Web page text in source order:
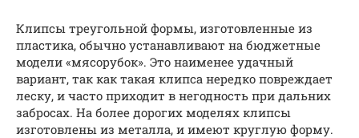
Клипсы треугольной формы, изготовленные из
пластика, обычно устанавливают на бюджетные
модели «мясорубок». Это наименее удачный
вариант, так как такая клипса нередко повреждает
леску, и часто приходит в негодность при дальних
забросах. На более дорогих моделях клипсы
изготовлены из металла, и имеют круглую форму.